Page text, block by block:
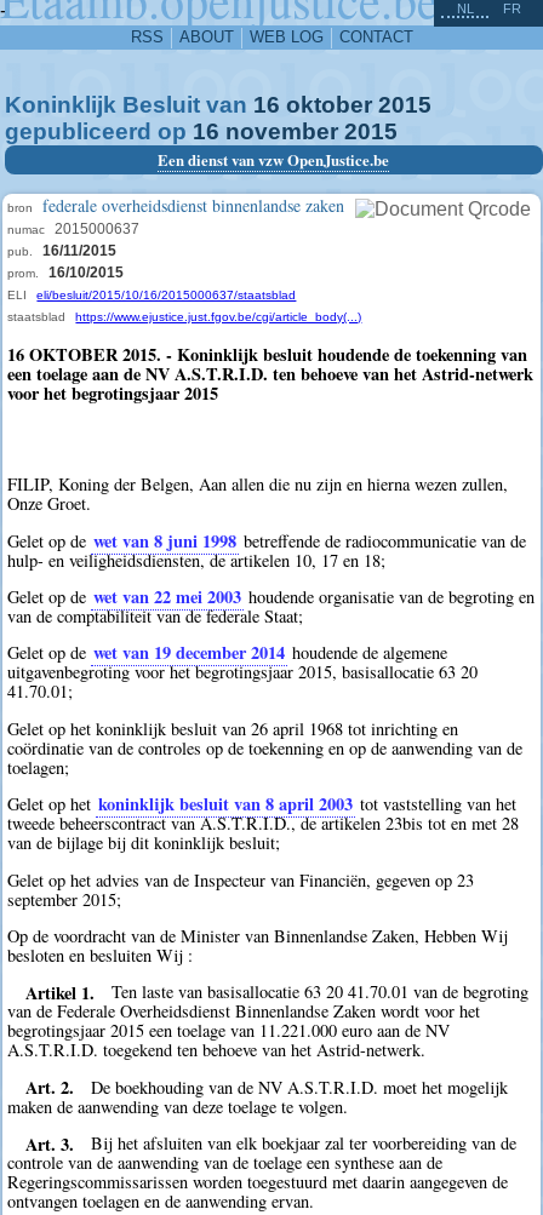
-
RSS ABOUT WEB LOG CONTACT
NL FR
Koninklijk Besluit van 16 oktober 2015
gepubliceerd op 16 november 2015
Een dienst van vzw OpenJustice.be
bron federale overheidsdienst binnenlandse zaken
numac 2015000637
pub. 16/11/2015
prom. 16/10/2015
ELI
eli/besluit/2015/10/16/2015000637/staatsblad
staatsblad
https://www.ejustice.just.fgov.be/cgi/article_body(...)
16 OKTOBER 2015. - Koninklijk besluit houdende de toekenning van
een toelage aan de NV A.S.T.R.I.D. ten behoeve van het Astrid-netwerk
voor het begrotingsjaar 2015
FILIP, Koning der Belgen, Aan allen die nu zijn en hierna wezen zullen,
Onze Groet.
Gelet op de wet van 8 juni 1998 betreffende de radiocommunicatie van de
hulp- en veiligheidsdiensten, de artikelen 10, 17 en 18;
Gelet op de wet van 22 mei 2003 houdende organisatie van de begroting en
van de comptabiliteit van de federale Staat;
Gelet op de wet van 19 december 2014 houdende de algemene
uitgavenbegroting voor het begrotingsjaar 2015, basisallocatie 63 20
41.70.01;
Gelet op het koninklijk besluit van 26 april 1968 tot inrichting en
coördinatie van de controles op de toekenning en op de aanwending van de
toelagen;
Gelet op het koninklijk besluit van 8 april 2003 tot vaststelling van het
tweede beheerscontract van A.S.T.R.I.D., de artikelen 23bis tot en met 28
van de bijlage bij dit koninklijk besluit;
Gelet op het advies van de Inspecteur van Financiën, gegeven op 23
september 2015;
Op de voordracht van de Minister van Binnenlandse Zaken, Hebben Wij
besloten en besluiten Wij :
Artikel 1.
Ten laste van basisallocatie 63 20 41.70.01 van de begroting
van de Federale Overheidsdienst Binnenlandse Zaken wordt voor het
begrotingsjaar 2015 een toelage van 11.221.000 euro aan de NV
A.S.T.R.I.D. toegekend ten behoeve van het Astrid-netwerk.
Art. 2.
De boekhouding van de NV A.S.T.R.I.D. moet het mogelijk
maken de aanwending van deze toelage te volgen.
Art. 3.
Bij het afsluiten van elk boekjaar zal ter voorbereiding van de
controle van de aanwending van de toelage een synthese aan de
Regeringscommissarissen worden toegestuurd met daarin aangegeven de
ontvangen toelagen en de aanwending ervan.
^